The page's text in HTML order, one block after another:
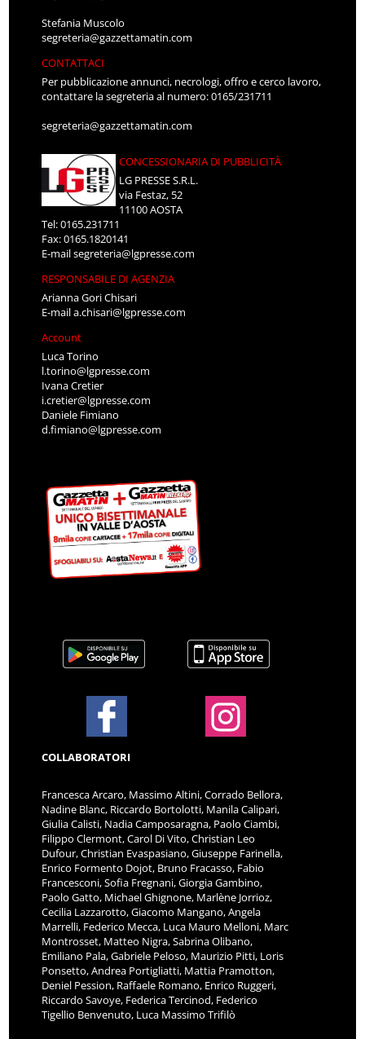
Stefania Muscolo
segreteria@gazzettamatin.com
CONTATTACI
Per pubblicazione annunci, necrologi, offro e cerco lavoro,
contattare la segreteria al numero: 0165/231711
segreteria@gazzettamatin.com
CONCESSIONARIA DI PUBBLICITÀ
LG PRESSE S.R.L.
via Festaz, 52
11100 AOSTA
Tel: 0165.231711
Fax: 0165.1820141
E-mailsegreteria@lgpresse.com
RESPONSABILE DI AGENZIA
Arianna Gori Chisari
E-maila.chisari@lgpresse.com
Account
Luca Torino
l.torino@lgpresse.com
Ivana Cretier
i.cretier@lgpresse.com
Daniele Fimiano
d.fimiano@lgpresse.com
COLLABORATORI
Francesca Arcaro, Massimo Altini, Corrado Bellora,
Nadine Blanc, Riccardo Bortolotti, Manila Calipari,
Giulia Calisti, Nadia Camposaragna, Paolo Ciambi,
Filippo Clermont, Carol Di Vito, Christian Leo
Dufour, Christian Evaspasiano, Giuseppe Farinella,
Enrico Formento Dojot, Bruno Fracasso, Fabio
Francesconi, Sofia Fregnani, Giorgia Gambino,
Paolo Gatto, Michael Ghignone, Marlène Jorrioz,
Cecilia Lazzarotto, Giacomo Mangano, Angela
Marrelli, Federico Mecca, Luca Mauro Melloni, Marc
Montrosset, Matteo Nigra, Sabrina Olibano,
Emiliano Pala, Gabriele Peloso, Maurizio Pitti, Loris
Ponsetto, Andrea Portigliatti, Mattia Pramotton,
Deniel Pession, Raffaele Romano, Enrico Ruggeri,
Riccardo Savoye, Federica Tercinod, Federico
Tigellio Benvenuto, Luca Massimo Trifilò